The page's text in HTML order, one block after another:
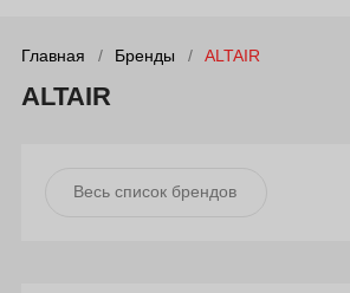
Главная Бренды ALTAIR
ALTAIR
Весь список брендов